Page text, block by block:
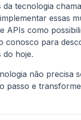
tecnologia
essas
APIs como
conosco para
do hoje.
não precisa
passo e